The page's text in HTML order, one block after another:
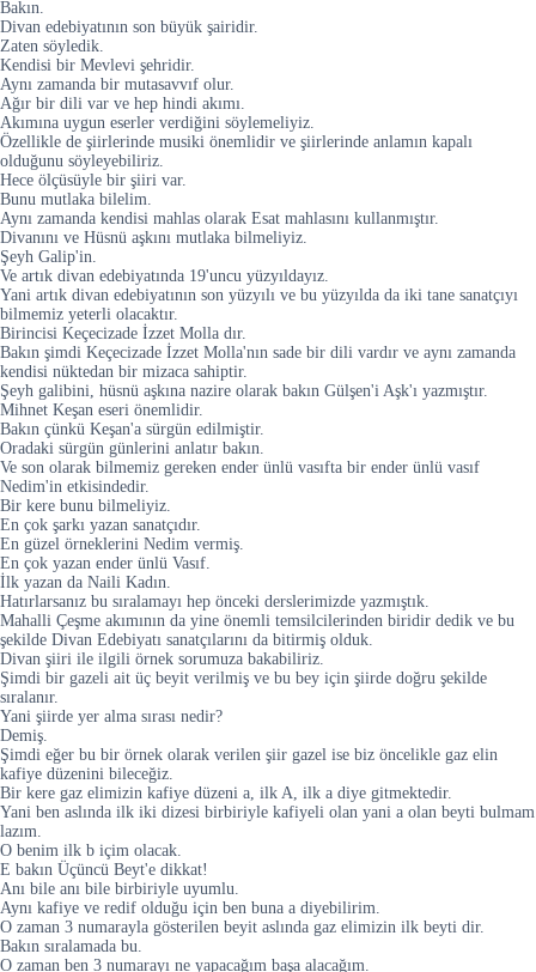
Bakın.
Divan edebiyatının son büyük şairidir.
Zaten söyledik.
Kendisi bir Mevlevi şehridir.
Aynı zamanda bir mutasavvıf olur.
Ağır bir dili var ve hep hindi akımı.
Akımına uygun eserler verdiğini söylemeliyiz.
Özellikle de şiirlerinde musiki önemlidir ve şiirlerinde anlamın kapalı
olduğunu söyleyebiliriz.
Hece ölçüsüyle bir şiiri var.
Bunu mutlaka bilelim.
Aynı zamanda kendisi mahlas olarak Esat mahlasını kullanmıştır.
Divanını ve Hüsnü aşkını mutlaka bilmeliyiz.
Şeyh Galip'in.
Ve artık divan edebiyatında 19'uncu yüzyıldayız.
Yani artık divan edebiyatının son yüzyılı ve bu yüzyılda da iki tane sanatçıyı
bilmemiz yeterli olacaktır.
Birincisi Keçecizade İzzet Molla dır.
Bakın şimdi Keçecizade İzzet Molla'nın sade bir dili vardır ve aynı zamanda
kendisi nüktedan bir mizaca sahiptir.
Şeyh galibini, hüsnü aşkına nazire olarak bakın Gülşen'i Aşk'ı yazmıştır.
Mihnet Keşan eseri önemlidir.
Bakın çünkü Keşan'a sürgün edilmiştir.
Oradaki sürgün günlerini anlatır bakın.
Ve son olarak bilmemiz gereken ender ünlü vasıfta bir ender ünlü vasıf
Nedim'in etkisindedir.
Bir kere bunu bilmeliyiz.
En çok şarkı yazan sanatçıdır.
En güzel örneklerini Nedim vermiş.
En çok yazan ender ünlü Vasıf.
İlk yazan da Naili Kadın.
Hatırlarsanız bu sıralamayı hep önceki derslerimizde yazmıştık.
Mahalli Çeşme akımının da yine önemli temsilcilerinden biridir dedik ve bu
şekilde Divan Edebiyatı sanatçılarını da bitirmiş olduk.
Divan şiiri ile ilgili örnek sorumuza bakabiliriz.
Şimdi bir gazeli ait üç beyit verilmiş ve bu bey için şiirde doğru şekilde
sıralanır.
Yani şiirde yer alma sırası nedir?
Demiş.
Şimdi eğer bu bir örnek olarak verilen şiir gazel ise biz öncelikle gaz elin
kafiye düzenini bileceğiz.
Bir kere gaz elimizin kafiye düzeni a, ilk A, ilk a diye gitmektedir.
Yani ben aslında ilk iki dizesi birbiriyle kafiyeli olan yani a olan beyti bulmam
lazım.
O benim ilk b içim olacak.
E bakın Üçüncü Beyt'e dikkat!
Anı bile anı bile birbiriyle uyumlu.
Aynı kafiye ve redif olduğu için ben buna a diyebilirim.
O zaman 3 numarayla gösterilen beyit aslında gaz elimizin ilk beyti dir.
Bakın sıralamada bu.
O zaman ben 3 numarayı ne yapacağım başa alacağım.